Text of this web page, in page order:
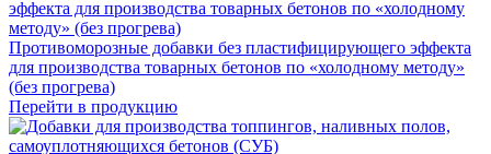
Противоморозные добавки без пластифицирующего эффекта
для производства товарных бетонов по «холодному методу»
(без прогрева)
Перейти в продукцию